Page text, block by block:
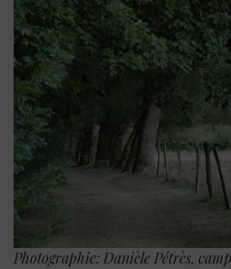
Photographie: Danièle Pétrès,